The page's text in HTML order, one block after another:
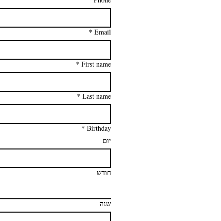
Email
*
First name
*
Last name
*
Birthday
*
יום
חודש
שנה